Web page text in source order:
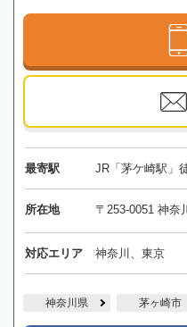
最寄駅 JR「茅ケ崎駅」
所在地 〒253-0051 神奈
対応エリア 神奈川、東京
神奈川県 茅ヶ崎市